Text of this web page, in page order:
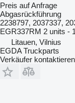
Preis auf Anfrage
Abgasrückführung
2238797, 2037337,
EGR337RM 2 units -
Litauen, Vilnius
EGDA Truckparts
Verkäufer kontaktieren